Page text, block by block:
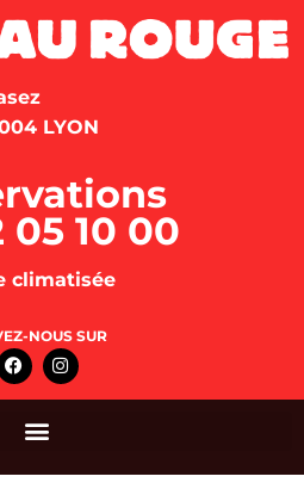
LYON
05 10 00
climatisée
NOUS SUR